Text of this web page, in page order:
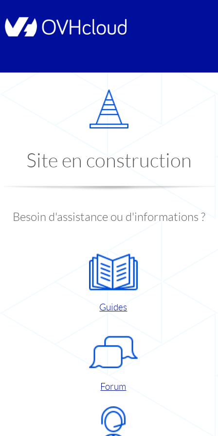
Site en construction
Besoin d'assistance ou d'informations ?
Guides
Forum